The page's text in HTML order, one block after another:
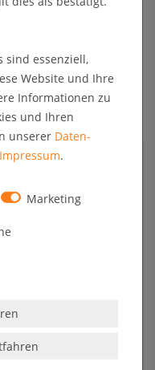
Bewertung.
einfach
sind essenziell,
Website und Ihre
Informationen zu
und Ihren
unserer Daten­
Impressum.
Marketing